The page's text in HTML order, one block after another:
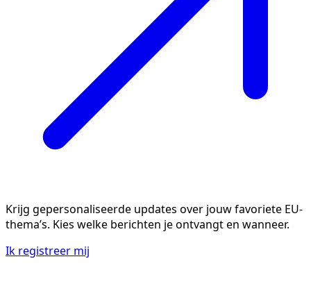
Krijg gepersonaliseerde updates over jouw favoriete EU-
thema’s. Kies welke berichten je ontvangt en wanneer.
Ik registreer mij